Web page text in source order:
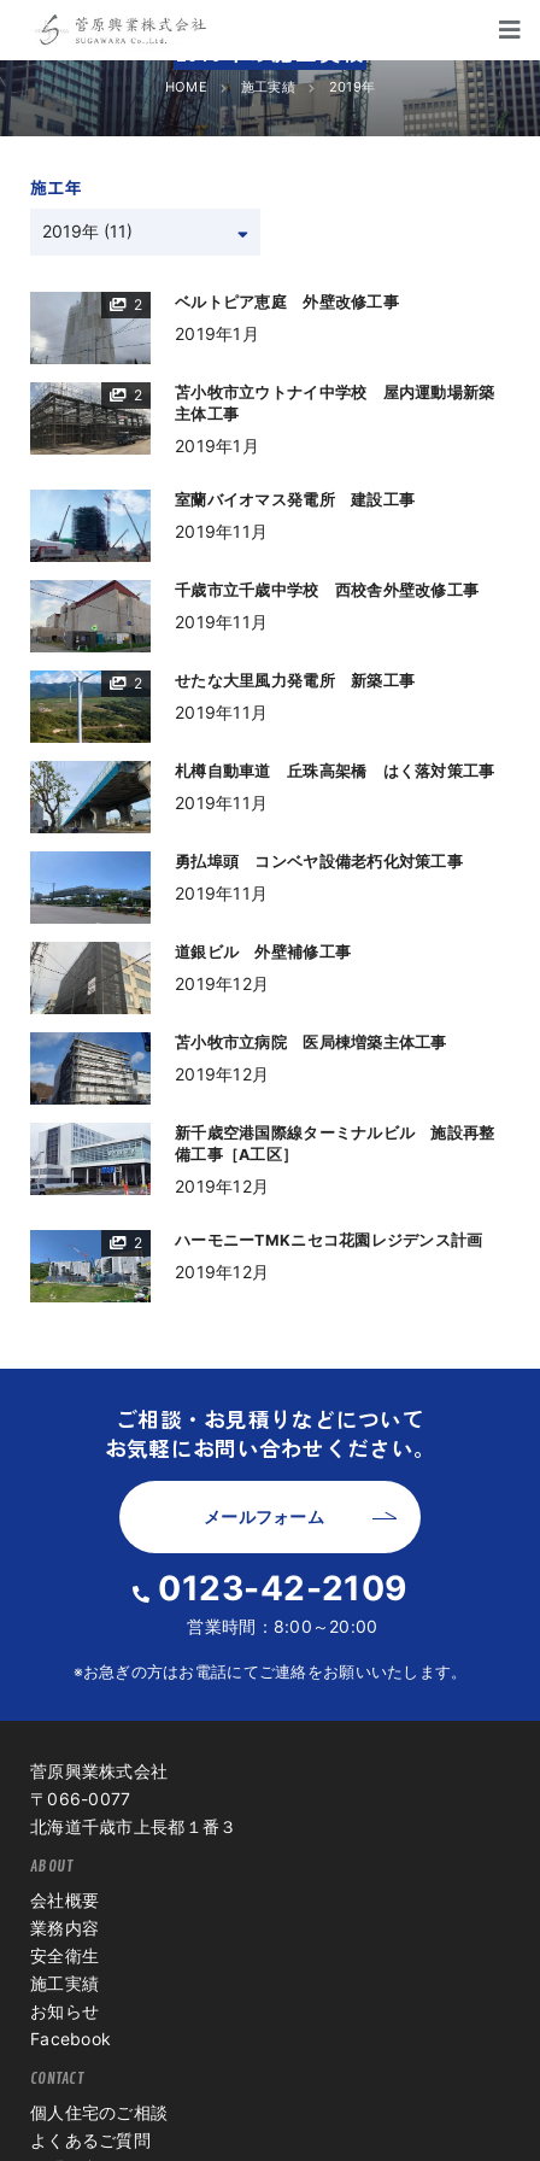
HOME 施工実績 2019年
施工年
2 ベルトピア恵庭 外壁改修工事
2019年1月
2
苫小牧市立ウトナイ中学校 屋内運動場新築
主体工事
2019年1月
室蘭バイオマス発電所 建設工事
2019年11月
千歳市立千歳中学校 西校舎外壁改修工事
2019年11月
2 せたな大里風力発電所 新築工事
2019年11月
札樽自動車道 丘珠高架橋 はく落対策工事
2019年11月
勇払埠頭 コンベヤ設備老朽化対策工事
2019年11月
道銀ビル 外壁補修工事
2019年12月
苫小牧市立病院 医局棟増築主体工事
2019年12月
新千歳空港国際線ターミナルビル 施設再整
備工事［A工区］
2019年12月
2 ハーモニーTMKニセコ花園レジデンス計画
2019年12月
ご相談・お見積りなどについて
お気軽にお問い合わせください。
メールフォーム
0123-42-2109
営業時間：8:00～20:00
※お急ぎの方はお電話にてご連絡をお願いいたします。
菅原興業株式会社
〒066-0077
北海道千歳市上長都１番３
ABOUT
会社概要
業務内容
安全衛生
施工実績
お知らせ
Facebook
CONTACT
個人住宅のご相談
よくあるご質問